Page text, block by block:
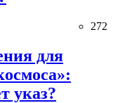
272
для
указ?